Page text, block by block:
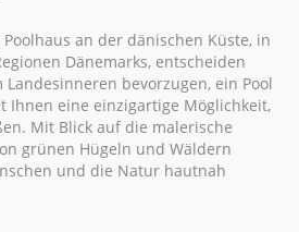
an der dänischen Küste, in
Dänemarks, entscheiden
bevorzugen, ein Pool
Ihnen eine einzigartige Möglichkeit,
Mit Blick auf die malerische
grünen Hügeln und Wäldern
und die Natur hautnah